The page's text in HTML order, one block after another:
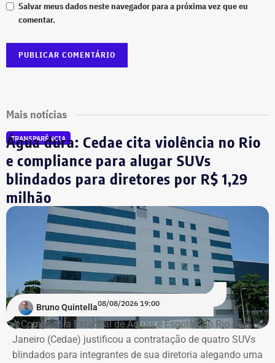
Salvar meus dados neste navegador para a próxima vez que eu
comentar.
Mais notícias
TRANSPARÊNCIA
Água dura: Cedae cita violência no Rio
e compliance para alugar SUVs
blindados para diretores por R$ 1,29
milhão
Bruno Quintella08/08/2026 19:00
A Companhia Estadual de Águas e Esgotos do Rio de
Janeiro (Cedae) justificou a contratação de quatro SUVs
blindados para integrantes de sua diretoria alegando uma